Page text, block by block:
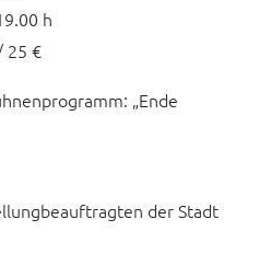
h
25 €
„Ende
der Stadt